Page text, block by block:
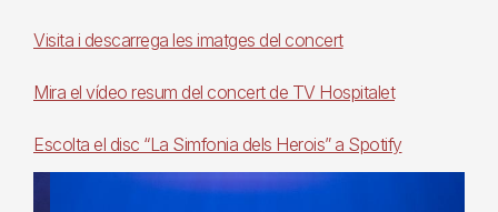
Visita i descarrega les imatges del concert
Mira el vídeo resum del concert de TV Hospitalet
Escolta el disc “La Simfonia dels Herois” a Spotify